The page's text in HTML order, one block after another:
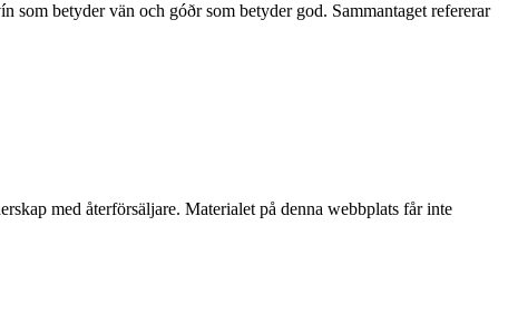
betyder vän och góðr som betyder god. Sammantaget refererar
med återförsäljare. Materialet på denna webbplats får inte